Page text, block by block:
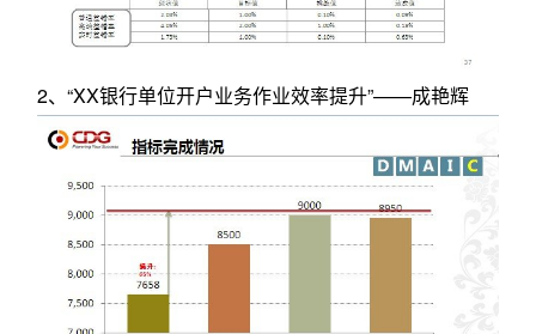
2、“XX银行单位开户业务作业效率提升”——成艳辉